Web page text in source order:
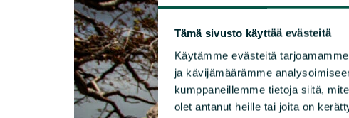
Tämä sivusto käyttää evästeitä
Käytämme evästeitä
ja kävijämäärämme
kumppaneillemme tietoja siitä,
olet antanut heille tai joita on